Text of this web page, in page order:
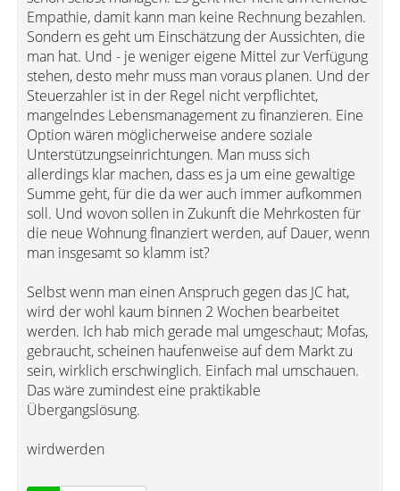
Empathie, damit kann man keine Rechnung bezahlen.
Sondern es geht um Einschätzung der Aussichten, die
man hat. Und - je weniger eigene Mittel zur Verfügung
stehen, desto mehr muss man voraus planen. Und der
Steuerzahler ist in der Regel nicht verpflichtet,
mangelndes Lebensmanagement zu finanzieren. Eine
Option wären möglicherweise andere soziale
Unterstützungseinrichtungen. Man muss sich
allerdings klar machen, dass es ja um eine gewaltige
Summe geht, für die da wer auch immer aufkommen
soll. Und wovon sollen in Zukunft die Mehrkosten für
die neue Wohnung finanziert werden, auf Dauer, wenn
man insgesamt so klamm ist?
Selbst wenn man einen Anspruch gegen das JC hat,
wird der wohl kaum binnen 2 Wochen bearbeitet
werden. Ich hab mich gerade mal umgeschaut; Mofas,
gebraucht, scheinen haufenweise auf dem Markt zu
sein, wirklich erschwinglich. Einfach mal umschauen.
Das wäre zumindest eine praktikable
Übergangslösung.
wirdwerden